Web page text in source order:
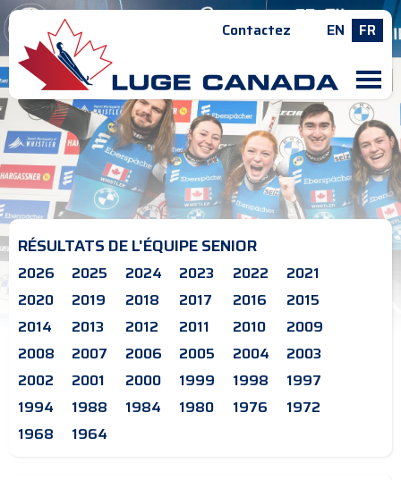
Contactez EN FR
M
RÉSULTATS DE L'ÉQUIPE SENIOR
2026 2025 2024 2023 2022
2021
2020
2019 2018 2017 2016
2015
2014
2013 2012 2011 2010
2009
2008
2007 2006 2005 2004
2003
2002
2001 2000 1999 1998
1997
1994
1988 1984 1980 1976
1972
1968
1964